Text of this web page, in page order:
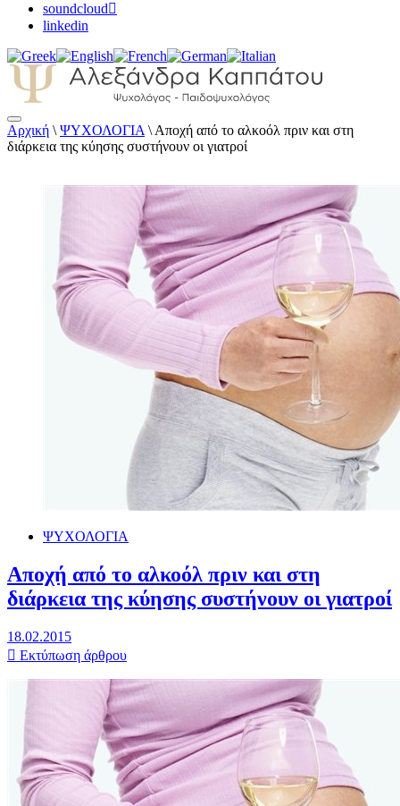
soundcloud
linkedin
Αλεξάνδρα Καππάτου Ψυχολόγος –
Παιδοψυχολόγος
Αρχική \ ΨΥΧΟΛΟΓΙΑ \ Αποχή από το αλκοόλ πριν και στη
διάρκεια της κύησης συστήνουν οι γιατροί
ΨΥΧΟΛΟΓΙΑ
Αποχή από το αλκοόλ πριν και στη
διάρκεια της κύησης συστήνουν οι γιατροί
18.02.2015
Εκτύπωση άρθρου